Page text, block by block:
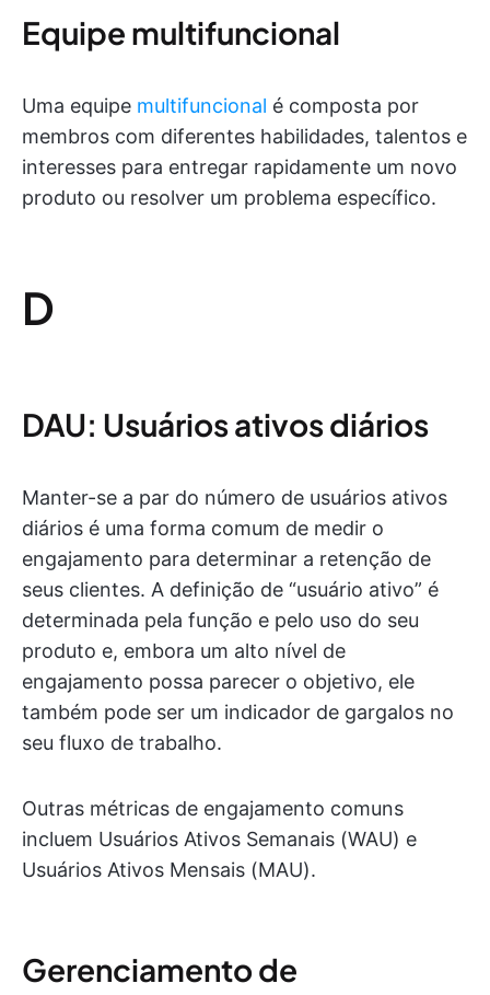
Equipe multifuncional
Uma equipe multifuncional é composta por
membros com diferentes habilidades, talentos e
interesses para entregar rapidamente um novo
produto ou resolver um problema específico.
D
DAU: Usuários ativos diários
Manter-se a par do número de usuários ativos
diários é uma forma comum de medir o
engajamento para determinar a retenção de
seus clientes. A definição de “usuário ativo” é
determinada pela função e pelo uso do seu
produto e, embora um alto nível de
engajamento possa parecer o objetivo, ele
também pode ser um indicador de gargalos no
seu fluxo de trabalho.
Outras métricas de engajamento comuns
incluem Usuários Ativos Semanais (WAU) e
Usuários Ativos Mensais (MAU).
Gerenciamento de